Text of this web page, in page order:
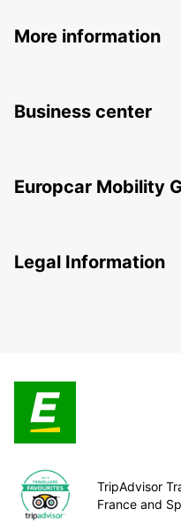
More information
Business center
Europcar Mobility
Legal Information
TripAdvisor
France and